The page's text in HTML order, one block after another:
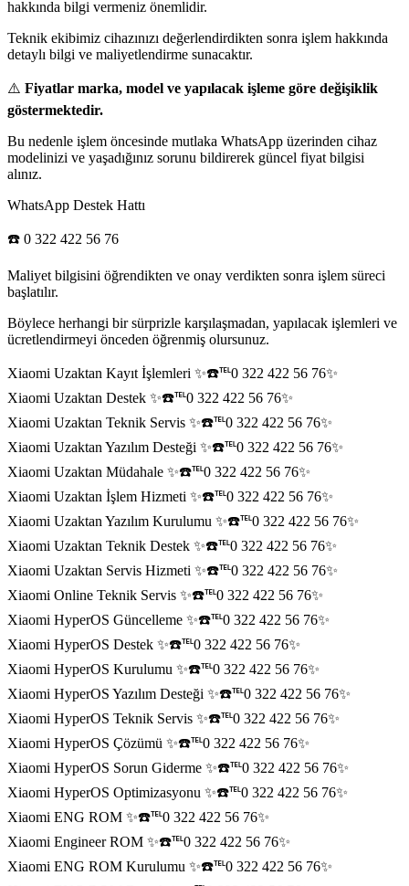
hakkında bilgi vermeniz önemlidir.
Teknik ekibimiz cihazınızı değerlendirdikten sonra işlem hakkında
detaylı bilgi ve maliyetlendirme sunacaktır.
⚠️ Fiyatlar marka, model ve yapılacak işleme göre değişiklik
göstermektedir.
Bu nedenle işlem öncesinde mutlaka WhatsApp üzerinden cihaz
modelinizi ve yaşadığınız sorunu bildirerek güncel fiyat bilgisi
alınız.
WhatsApp Destek Hattı
☎️ 0 322 422 56 76
Maliyet bilgisini öğrendikten ve onay verdikten sonra işlem süreci
başlatılır.
Böylece herhangi bir sürprizle karşılaşmadan, yapılacak işlemleri ve
ücretlendirmeyi önceden öğrenmiş olursunuz.
Xiaomi Uzaktan Kayıt İşlemleri ✨☎️℡0 322 422 56 76✨
Xiaomi Uzaktan Destek ✨☎️℡0 322 422 56 76✨
Xiaomi Uzaktan Teknik Servis ✨☎️℡0 322 422 56 76✨
Xiaomi Uzaktan Yazılım Desteği ✨☎️℡0 322 422 56 76✨
Xiaomi Uzaktan Müdahale ✨☎️℡0 322 422 56 76✨
Xiaomi Uzaktan İşlem Hizmeti ✨☎️℡0 322 422 56 76✨
Xiaomi Uzaktan Yazılım Kurulumu ✨☎️℡0 322 422 56 76✨
Xiaomi Uzaktan Teknik Destek ✨☎️℡0 322 422 56 76✨
Xiaomi Uzaktan Servis Hizmeti ✨☎️℡0 322 422 56 76✨
Xiaomi Online Teknik Servis ✨☎️℡0 322 422 56 76✨
Xiaomi HyperOS Güncelleme ✨☎️℡0 322 422 56 76✨
Xiaomi HyperOS Destek ✨☎️℡0 322 422 56 76✨
Xiaomi HyperOS Kurulumu ✨☎️℡0 322 422 56 76✨
Xiaomi HyperOS Yazılım Desteği ✨☎️℡0 322 422 56 76✨
Xiaomi HyperOS Teknik Servis ✨☎️℡0 322 422 56 76✨
Xiaomi HyperOS Çözümü ✨☎️℡0 322 422 56 76✨
Xiaomi HyperOS Sorun Giderme ✨☎️℡0 322 422 56 76✨
Xiaomi HyperOS Optimizasyonu ✨☎️℡0 322 422 56 76✨
Xiaomi ENG ROM ✨☎️℡0 322 422 56 76✨
Xiaomi Engineer ROM ✨☎️℡0 322 422 56 76✨
Xiaomi ENG ROM Kurulumu ✨☎️℡0 322 422 56 76✨